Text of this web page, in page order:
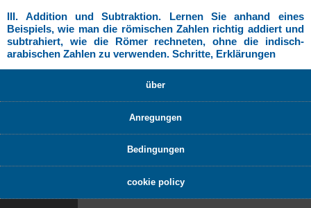
III. Addition und Subtraktion. Lernen Sie anhand eines
Beispiels, wie man die römischen Zahlen richtig addiert und
subtrahiert, wie die Römer rechneten, ohne die indisch-
arabischen Zahlen zu verwenden. Schritte, Erklärungen
über
Anregungen
Bedingungen
cookie policy